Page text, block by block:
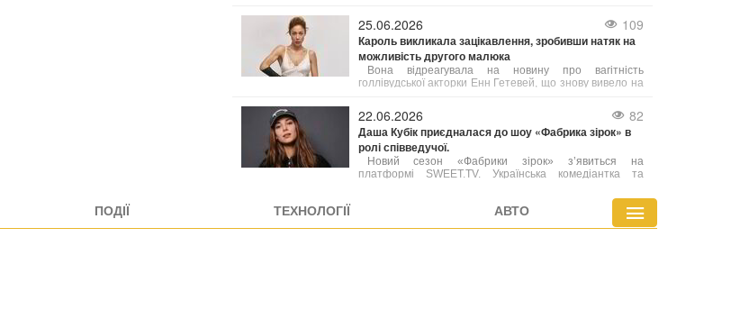
25.06.2026 109
Кароль викликала зацікавлення, зробивши натяк на
можливість другого малюка
Вона відреагувала на новину про вагітність
голлівудської акторки Енн Гетевей, що знову вивело на
22.06.2026 82
Даша Кубік приєдналася до шоу «Фабрика зірок» в
ролі співведучої.
Новий сезон «Фабрики зірок» з’явиться на
платформі SWEET.TV. Українська комедіантка та
Керівником та головним ментором шоу став режисер і
кліпмейкер Алан Бадоєв. Точна дата прем’єри поки що
не озвучена, але відбір учасників уже розпочався.
ПОДІЇ ТЕХНОЛОГІЇ АВТО